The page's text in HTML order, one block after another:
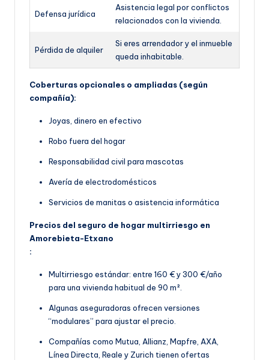
Defensa jurídica
Asistencia legal por conflictos
relacionados con la vivienda.
Pérdida de alquiler
Si eres arrendador y el inmueble
queda inhabitable.
Coberturas opcionales o ampliadas (según
compañía):
Joyas, dinero en efectivo
Robo fuera del hogar
Responsabilidad civil para mascotas
Avería de electrodomésticos
Servicios de manitas o asistencia informática
Precios del seguro de hogar multirriesgo en
Amorebieta-Etxano
:
Multirriesgo estándar: entre 160 € y 300 €/año
para una vivienda habitual de 90 m².
Algunas aseguradoras ofrecen versiones
“modulares” para ajustar el precio.
Compañías como Mutua, Allianz, Mapfre, AXA,
Línea Directa, Reale y Zurich tienen ofertas